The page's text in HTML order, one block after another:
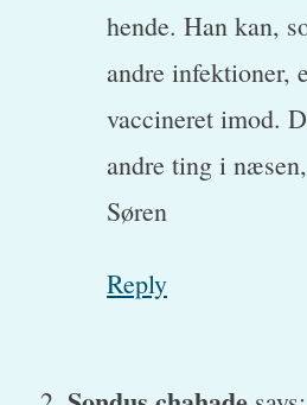
hende. Han kan,
andre infektioner,
vaccineret imod.
andre ting i
Søren
Reply